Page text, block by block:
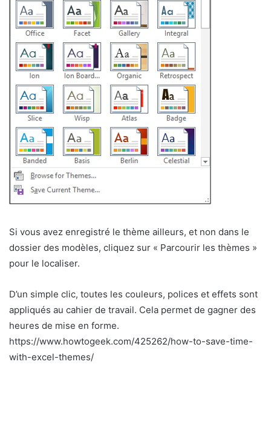
Si vous avez enregistré le thème ailleurs, et non dans le
dossier des modèles, cliquez sur « Parcourir les thèmes »
pour le localiser.
D’un simple clic, toutes les couleurs, polices et effets sont
appliqués au cahier de travail. Cela permet de gagner des
heures de mise en forme.
https://www.howtogeek.com/425262/how-to-save-time-
with-excel-themes/